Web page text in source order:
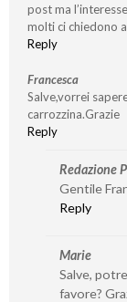
post ma
molti ci chiedono
Reply
Francesca
Salve,vorrei
carrozzina.Grazie
Reply
Redazione
Gentile
Reply
Marie
Salve,
favore?